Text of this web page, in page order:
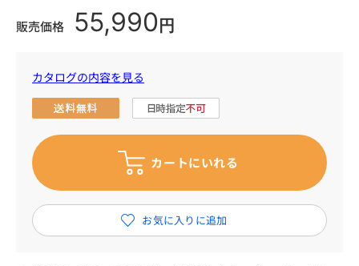
販売価格 55,990 円
カタログの内容を見る